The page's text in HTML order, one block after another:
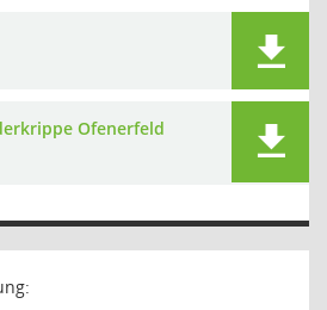
Ofenerfeld